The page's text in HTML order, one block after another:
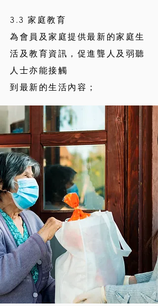
3.3 家庭教育
為會員及家庭提供最新的家庭生
活及教育資訊，促進聾人及弱聽
人士亦能接觸
到最新的生活內容；